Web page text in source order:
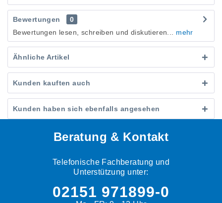
Bewertungen
0
Bewertungen lesen, schreiben und diskutieren...
mehr
Ähnliche Artikel
Kunden kauften auch
Kunden haben sich ebenfalls angesehen
Beratung & Kontakt
Telefonische Fachberatung und
Unterstützung unter:
02151 971899-0